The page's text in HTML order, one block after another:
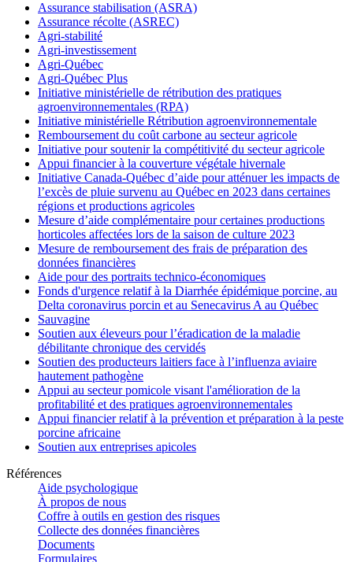
Assurance stabilisation (ASRA)
Assurance récolte (ASREC)
Agri-stabilité
Agri-investissement
Agri-Québec
Agri-Québec Plus
Initiative ministérielle de rétribution des pratiques
agroenvironnementales (RPA)
Initiative ministérielle Rétribution agroenvironnementale
Remboursement du coût carbone au secteur agricole
Initiative pour soutenir la compétitivité du secteur agricole
Appui financier à la couverture végétale hivernale
Initiative Canada-Québec d’aide pour atténuer les impacts de
l’excès de pluie survenu au Québec en 2023 dans certaines
régions et productions agricoles
Mesure d’aide complémentaire pour certaines productions
horticoles affectées lors de la saison de culture 2023
Mesure de remboursement des frais de préparation des
données financières
Aide pour des portraits technico-économiques
Fonds d'urgence relatif à la Diarrhée épidémique porcine, au
Delta coronavirus porcin et au Senecavirus A au Québec
Sauvagine
Soutien aux éleveurs pour l’éradication de la maladie
débilitante chronique des cervidés
Soutien des producteurs laitiers face à l’influenza aviaire
hautement pathogène
Appui au secteur pomicole visant l'amélioration de la
profitabilité et des pratiques agroenvironnementales
Appui financier relatif à la prévention et préparation à la peste
porcine africaine
Soutien aux entreprises apicoles
Références
Aide psychologique
À propos de nous
Coffre à outils en gestion des risques
Collecte des données financières
Documents
Formulaires